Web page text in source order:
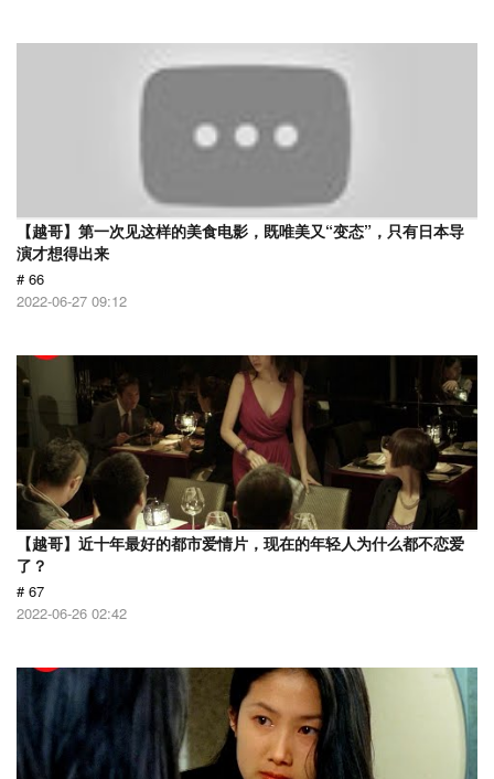
【越哥】第一次见这样的美食电影，既唯美又“变态”，只有日本导
演才想得出来
# 66
2022-06-27 09:12
【越哥】近十年最好的都市爱情片，现在的年轻人为什么都不恋爱
了？
# 67
2022-06-26 02:42